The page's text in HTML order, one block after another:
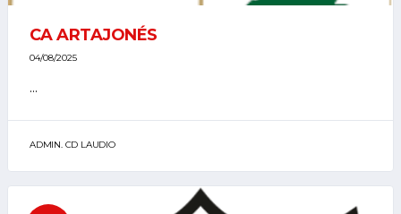
CA ARTAJONÉS
04/08/2025
...
ADMIN. CD LAUDIO